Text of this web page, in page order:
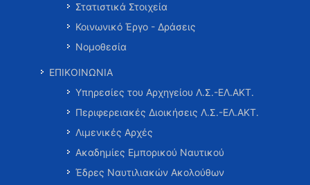
Στατιστικά Στοιχεία
Κοινωνικό Έργο - Δράσεις
Νομοθεσία
ΕΠΙΚΟΙΝΩΝΙΑ
Υπηρεσίες του Αρχηγείου Λ.Σ.-ΕΛ.ΑΚΤ.
Περιφερειακές Διοικήσεις Λ.Σ.-ΕΛ.ΑΚΤ.
Λιμενικές Αρχές
Ακαδημίες Εμπορικού Ναυτικού
Έδρες Ναυτιλιακών Ακολούθων